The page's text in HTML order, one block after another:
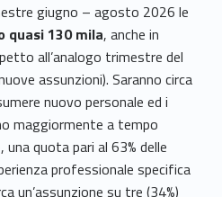
giugno – agosto 2026 le
quasi 130 mila, anche in
all’analogo trimestre del
assunzioni). Saranno circa
nuovo personale ed i
maggiormente a tempo
quota pari al 63% delle
professionale specifica
un’assunzione su tre (34%)